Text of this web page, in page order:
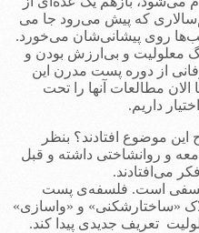
که پیش می‌رود جا می
روی پیشانی‌شان می‌خورد.
معلولیت و بی‌ارزش بودن و
از دوره پست مدرن این
مطالعات آنها را تحت
داریم.
این موضوع افتادند؟ بنظر
و روانشاختی داشته و قبل
می‌افتادند.
است. فلسفه‌ی پست
«ساختارشکنی» و «واسازی»
تعریف جدیدی پیدا کند.